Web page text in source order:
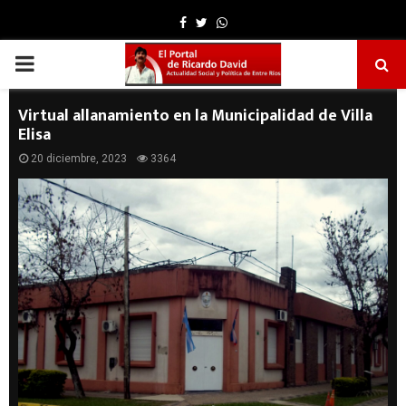
Facebook
TwitterWhatsapp
PRIMARY
MENU
Virtual allanamiento en la Municipalidad de Villa
Elisa
20 diciembre, 2023 3364